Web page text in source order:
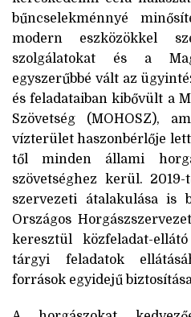
bűncselekménnyé
modern eszközökkel
szolgálatokat és a
egyszerűbbé vált az
és feladataiban kibővült a
Szövetség (MOHOSZ),
vízterület haszonbérlője
től minden állami
szövetséghez kerül.
szervezeti átalakulása is
Országos
keresztül közfeladat-
tárgyi feladatok
források egyidejű